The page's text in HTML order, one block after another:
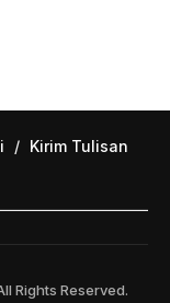
/ Kirim Tulisan
Rights Reserved.